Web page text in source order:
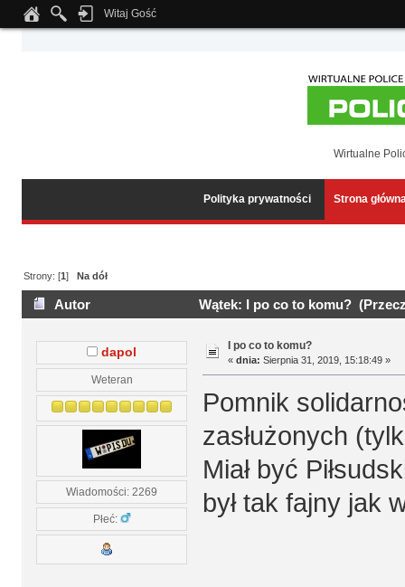
Notice: Undefined index: tapatalk_body_hook in
Witaj Gość
Wirtualne
Polityka prywatności Strona
Strony: [1]Na dół
Autor Wątek: I po co to komu?
dapol
Weteran
Wiadomości: 2269
Płeć:
I po co to komu?
« dnia: Sierpnia 31, 2019, 15:18:49 »
Pomnik
zasłużonych
Miał być
był tak fajny jak